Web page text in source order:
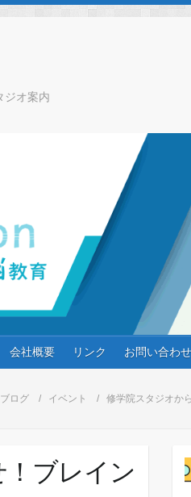
ジオ案内
会社概要 リンク お問い合わせ
ブログ イベント 修学院スタジオか
ブレイン